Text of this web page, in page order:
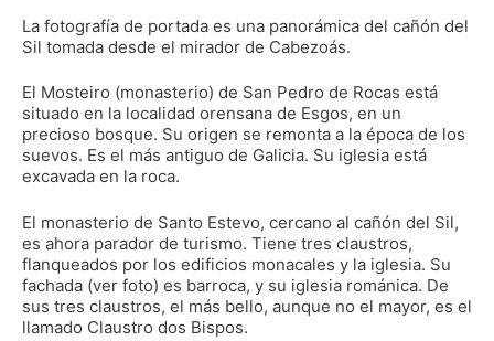
La fotografía de portada es una panorámica del cañón del
Sil tomada desde el mirador de Cabezoás.
El Mosteiro (monasterio) de San Pedro de Rocas está
situado en la localidad orensana de Esgos, en un
precioso bosque. Su origen se remonta a la época de los
suevos. Es el más antiguo de Galicia. Su iglesia está
excavada en la roca.
El monasterio de Santo Estevo, cercano al cañón del Sil,
es ahora parador de turismo. Tiene tres claustros,
flanqueados por los edificios monacales y la iglesia. Su
fachada (ver foto) es barroca, y su iglesia románica. De
sus tres claustros, el más bello, aunque no el mayor, es el
llamado Claustro dos Bispos.